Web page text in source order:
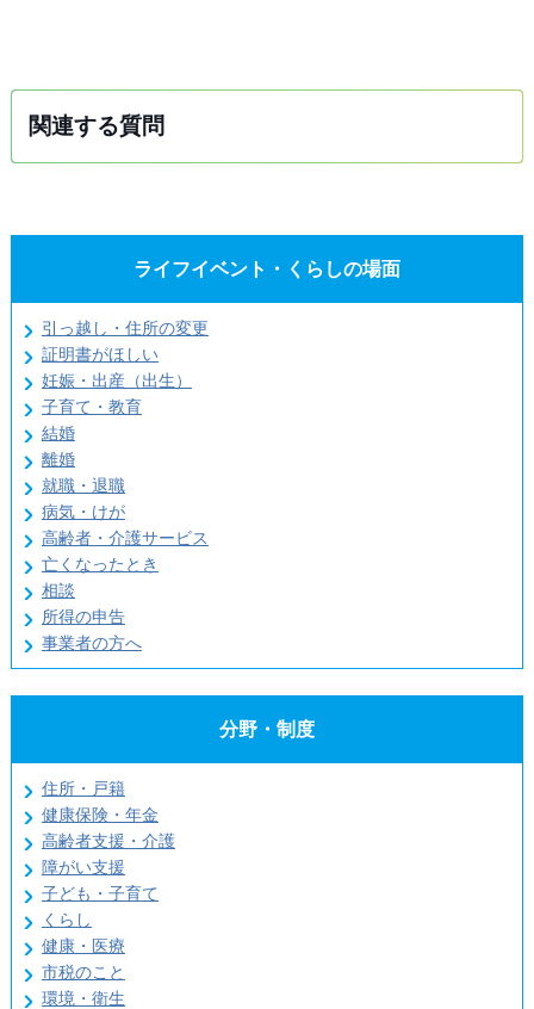
関連する質問
ライフイベント・くらしの場面
引っ越し・住所の変更
証明書がほしい
妊娠・出産（出生）
子育て・教育
結婚
離婚
就職・退職
病気・けが
高齢者・介護サービス
亡くなったとき
相談
所得の申告
事業者の方へ
分野・制度
住所・戸籍
健康保険・年金
高齢者支援・介護
障がい支援
子ども・子育て
くらし
健康・医療
市税のこと
環境・衛生